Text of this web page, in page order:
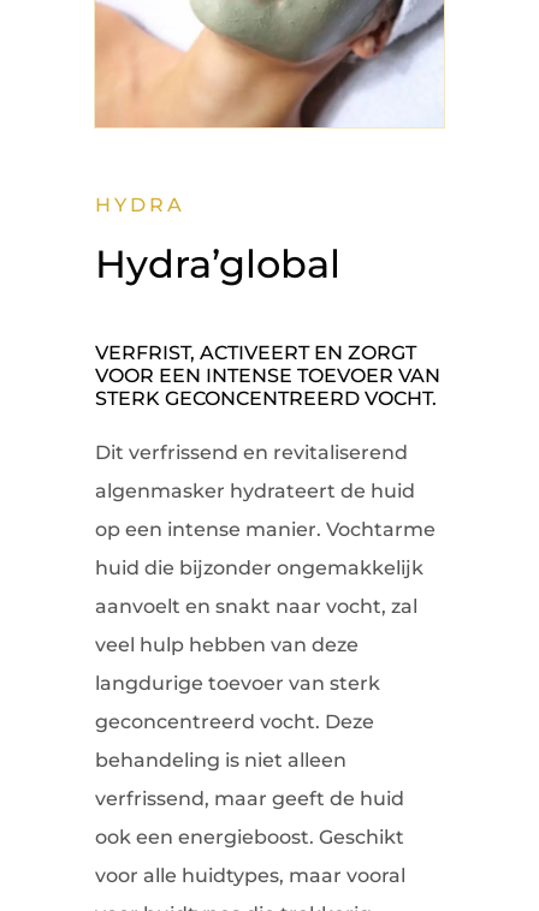
HYDRA
Hydra’global
VERFRIST, ACTIVEERT EN ZORGT
VOOR EEN INTENSE TOEVOER VAN
STERK GECONCENTREERD VOCHT.
Dit verfrissend en revitaliserend
algenmasker hydrateert de huid
op een intense manier. Vochtarme
huid die bijzonder ongemakkelijk
aanvoelt en snakt naar vocht, zal
veel hulp hebben van deze
langdurige toevoer van sterk
geconcentreerd vocht. Deze
behandeling is niet alleen
verfrissend, maar geeft de huid
ook een energieboost. Geschikt
voor alle huidtypes, maar vooral